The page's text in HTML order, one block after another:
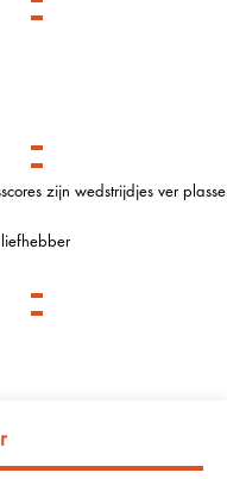
zijn wedstrijdjes ver plassen